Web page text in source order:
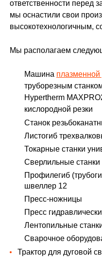
ответственности перед
мы оснастили свои
высокотехнологичным,
Мы располагаем
Машина плазменной
труборезным
Hypertherm
кислородной резки
Станок
Листогиб
Токарные станки
Сверлильные
Профилегиб
швеллер 12
Пресс-ножницы
Пресс
Лентопильные
Сварочное
Трактор для дуговой